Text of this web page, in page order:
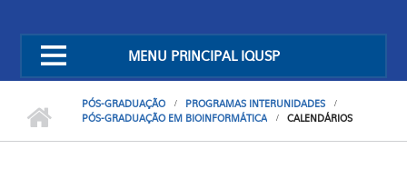
MENU PRINCIPAL IQUSP
PÓS-GRADUAÇÃO
PROGRAMAS INTERUNIDADES
PÓS-GRADUAÇÃO EM BIOINFORMÁTICA
CALENDÁRIOS